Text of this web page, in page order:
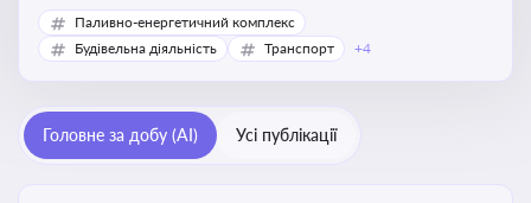
екологічних, соціальних та управлінських факторів
для досягнення довгострокової сталості
Паливно-енергетичний комплекс
Будівельна діяльність
Транспорт +4
Головне за добу (AI) Усі публікації